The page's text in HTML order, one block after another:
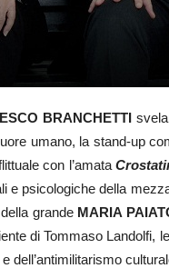
BRANCHETTI
umano, la stand-up
con l’amata
psicologiche della
grande MARIA
di Tommaso Landolfi,
dell’antimilitarismo